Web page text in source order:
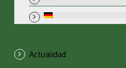
Actualidad